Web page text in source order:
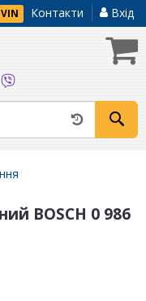
Контакти Вхід
BOSCH 0 986